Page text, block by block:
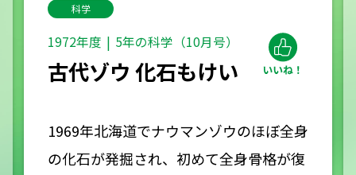
科学
1972年度 5年の科学（10月号）
古代ゾウ 化石もけい
1969年北海道でナウマンゾウのほぼ全身
の化石が発掘され、初めて全身骨格が復